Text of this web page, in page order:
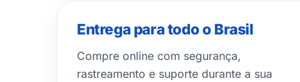
Entrega para todo o Brasil
Compre online com segurança,
rastreamento e suporte durante a sua